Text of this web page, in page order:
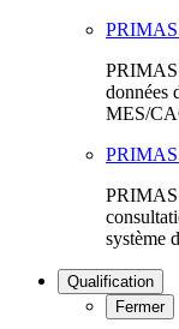
PRIMAS
PRIMAS
données
MES/
PRIMAS
PRIMAS
système
Qualification
Fermer